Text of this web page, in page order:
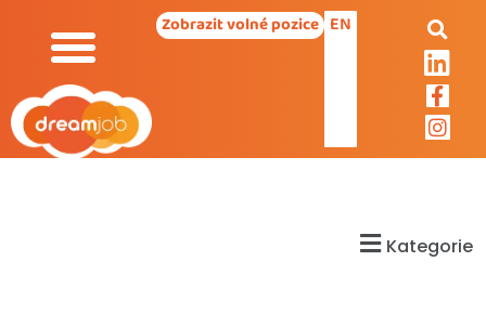
Zobrazit volné pozice EN
Kategorie